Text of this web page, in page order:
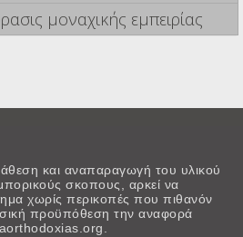
μοναχικής εμπειρίας
και αναπαραγωγή του υλικού
σκοπους, αρκεί να
χωρίς περικοπές που πιθανόν
προϋπόθεση την αναφορά